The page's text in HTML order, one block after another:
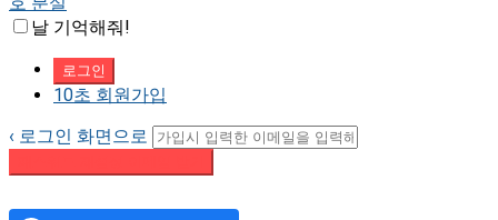
날 기억해줘!
10초 회원가입
‹ 로그인 화면으로